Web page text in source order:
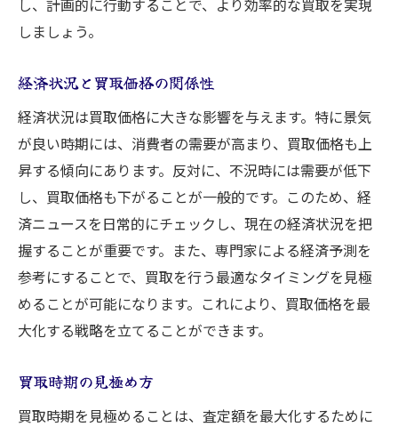
し、計画的に行動することで、より効率的な買取を実現
しましょう。
経済状況と買取価格の関係性
経済状況は買取価格に大きな影響を与えます。特に景気
が良い時期には、消費者の需要が高まり、買取価格も上
昇する傾向にあります。反対に、不況時には需要が低下
し、買取価格も下がることが一般的です。このため、経
済ニュースを日常的にチェックし、現在の経済状況を把
握することが重要です。また、専門家による経済予測を
参考にすることで、買取を行う最適なタイミングを見極
めることが可能になります。これにより、買取価格を最
大化する戦略を立てることができます。
買取時期の見極め方
買取時期を見極めることは、査定額を最大化するために